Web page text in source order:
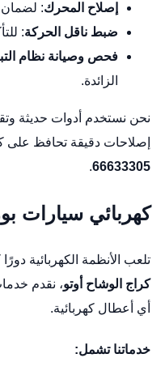
إصلاح المحرك: لضمان
ضبط ناقل الحركة:
فحص وصيانة نظام
الزائدة.
نحن نستخدم أدوات حديثة
إصلاحات دقيقة تحافظ على
66633305
.
كهربائي سيارات
تلعب الأنظمة الكهربائية
كراج الوشاح أوتو، نقدم
أي أعطال كهربائية.
خدماتنا تشمل: